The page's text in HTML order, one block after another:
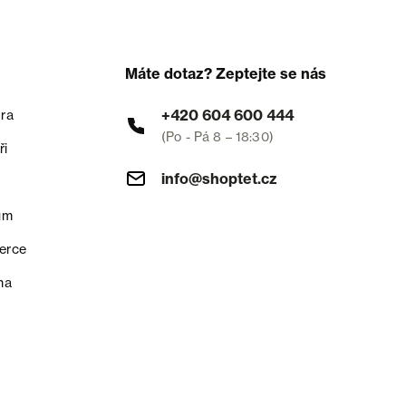
Máte dotaz? Zeptejte se nás
+420 604 600 444
(Po - Pá 8 – 18:30)
info@shoptet.cz